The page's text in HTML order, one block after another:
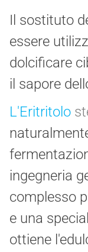
Il sostituto
essere
dolcificare
il sapore
L'Eritritolo
ingegneria
complesso
e una
ottiene